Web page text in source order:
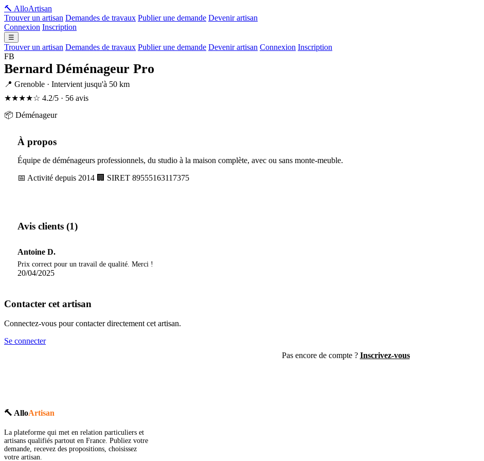
🔨 AlloArtisan
Trouver un artisan Demandes de travaux Publier une demande Devenir artisan
Connexion Inscription
☰
Trouver un artisan Demandes de travaux Publier une demande Devenir artisan Connexion Inscription
FB
Bernard Déménageur Pro
📍 Grenoble · Intervient jusqu'à 50 km
★★★★☆ 4.2/5 · 56 avis
📦 Déménageur
À propos
Équipe de déménageurs professionnels, du studio à la maison complète, avec ou sans monte-meuble.
📅 Activité depuis 2014 🏢 SIRET 89555163117375
Avis clients (1)
Antoine D.
Prix correct pour un travail de qualité. Merci !
20/04/2025
Contacter cet artisan
Connectez-vous pour contacter directement cet artisan.
Se connecter
Pas encore de compte ? Inscrivez-vous
🔨 AlloArtisan
La plateforme qui met en relation particuliers et
artisans qualifiés partout en France. Publiez votre
demande, recevez des propositions, choisissez
votre artisan.